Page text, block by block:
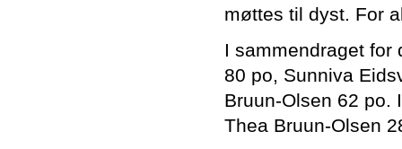
møttes til dyst. For
I sammendraget for
80 po, Sunniva
Bruun-Olsen 62 po.
Thea Bruun-Olsen